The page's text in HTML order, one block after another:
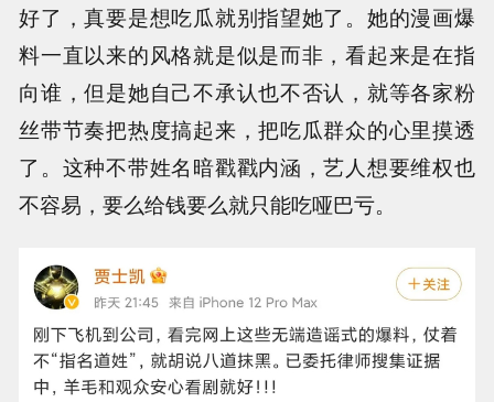
好了，真要是想吃瓜就别指望她了。她的漫画爆
料一直以来的风格就是似是而非，看起来是在指
向谁，但是她自己不承认也不否认，就等各家粉
丝带节奏把热度搞起来，把吃瓜群众的心里摸透
了。这种不带姓名暗戳戳内涵，艺人想要维权也
不容易，要么给钱要么就只能吃哑巴亏。